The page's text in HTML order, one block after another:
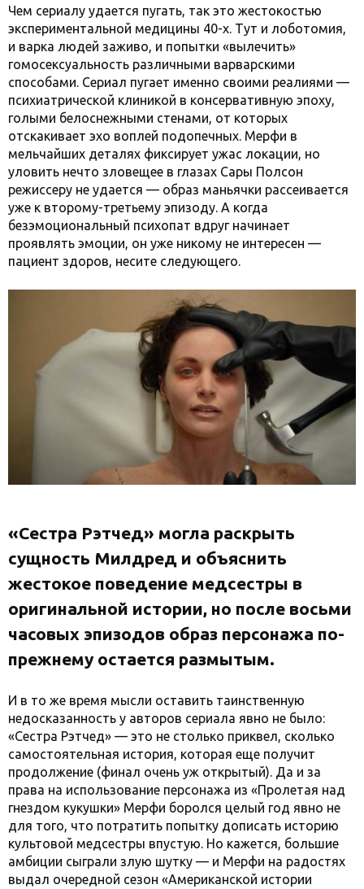
Чем сериалу удается пугать, так это жестокостью
экспериментальной медицины 40-х. Тут и лоботомия,
и варка людей заживо, и попытки «вылечить»
гомосексуальность различными варварскими
способами. Сериал пугает именно своими реалиями —
психиатрической клиникой в консервативную эпоху,
голыми белоснежными стенами, от которых
отскакивает эхо воплей подопечных. Мерфи в
мельчайших деталях фиксирует ужас локации, но
уловить нечто зловещее в глазах Сары Полсон
режиссеру не удается — образ маньячки рассеивается
уже к второму-третьему эпизоду. А когда
безэмоциональный психопат вдруг начинает
проявлять эмоции, он уже никому не интересен —
пациент здоров, несите следующего.
«Сестра Рэтчед» могла раскрыть
сущность Милдред и объяснить
жестокое поведение медсестры в
оригинальной истории, но после восьми
часовых эпизодов образ персонажа по-
прежнему остается размытым.
И в то же время мысли оставить таинственную
недосказанность у авторов сериала явно не было:
«Сестра Рэтчед» — это не столько приквел, сколько
самостоятельная история, которая еще получит
продолжение (финал очень уж открытый). Да и за
права на использование персонажа из «Пролетая над
гнездом кукушки» Мерфи боролся целый год явно не
для того, что потратить попытку дописать историю
культовой медсестры впустую. Но кажется, большие
амбиции сыграли злую шутку — и Мерфи на радостях
выдал очередной сезон «Американской истории